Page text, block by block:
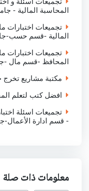
المحاسبة المالية -
المالية -قسم حسب-
المحافظ -قسم مال -
مكتبة مشاريع
افضل كتب لتعلم
- قسم ادارة الأعمال-
معلومات ذات صلة